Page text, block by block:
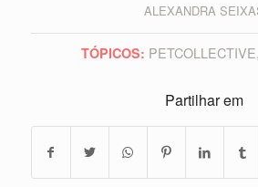
ALEXANDRA
TÓPICOS: PETCOLLECTIVE
Partilhar em